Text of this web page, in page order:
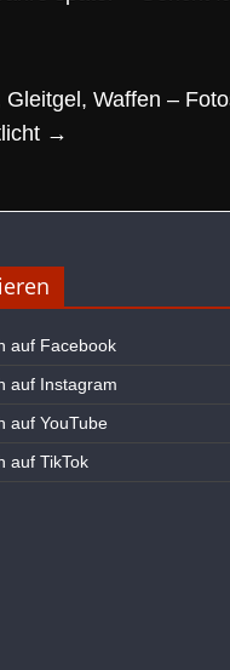
Gleitgel, Waffen –
→
auf Facebook
auf Instagram
auf YouTube
auf TikTok